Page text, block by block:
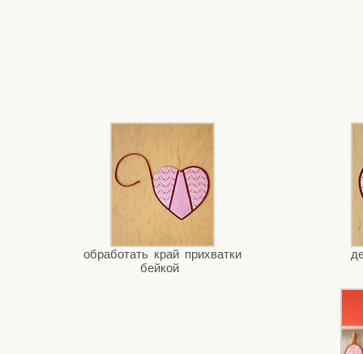
обра­бо­тать край при­хват­ки
бейкой